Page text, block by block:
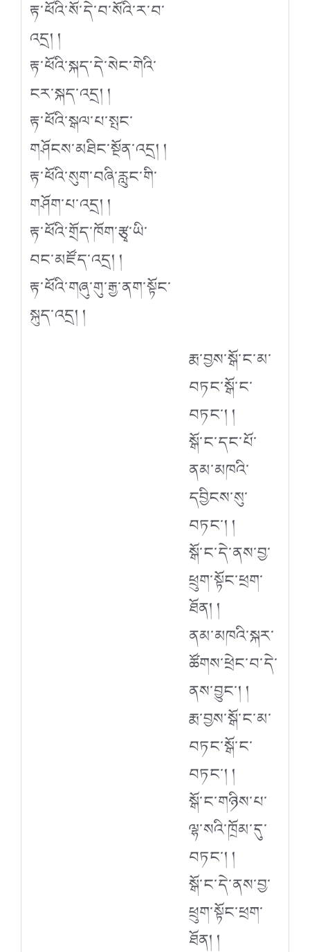
རྟ་ཕོའི་སོ་དེ་བ་སོའི་ར་བ་
འདྲ། །
རྟ་ཕོའི་སྐད་དེ་སེང་གེའི་
ངར་སྐད་འདྲ། །
རྟ་ཕོའི་སྒལ་པ་སྤང་
གཤོངས་མཐིང་སྔོན་འདྲ། །
རྟ་ཕོའི་སུག་བཞི་རླུང་གི་
གཤོག་པ་འདྲ། །
རྟ་ཕོའི་གྲོད་ཁོག་རྩྭ་ཡི་
བང་མཛོད་འདྲ། །
རྟ་ཕོའི་གཞུ་གུ་རྒྱ་ནག་སྟོང་
སྐུད་འདྲ། །
རྨ་བྱས་སྒོ་ང་མ་
བཏང་སྒོ་ང་
བཏང་། །
སྒོ་ང་དང་པོ་
ནམ་མཁའི་
དབྱིངས་སུ་
བཏང་། །
སྒོ་ང་དེ་ནས་བྱ་
ཕྲུག་སྟོང་ཕྲག་
ཐོན། །
ནམ་མཁའི་སྐར་
ཚོགས་ཕྲེང་བ་དེ་
ནས་བྱུང་། །
རྨ་བྱས་སྒོ་ང་མ་
བཏང་སྒོ་ང་
བཏང་། །
སྒོ་ང་གཉིས་པ་
ལྷ་སའི་ཁྲོམ་དུ་
བཏང་། །
སྒོ་ང་དེ་ནས་བྱ་
ཕྲུག་སྟོང་ཕྲག་
ཐོན། །